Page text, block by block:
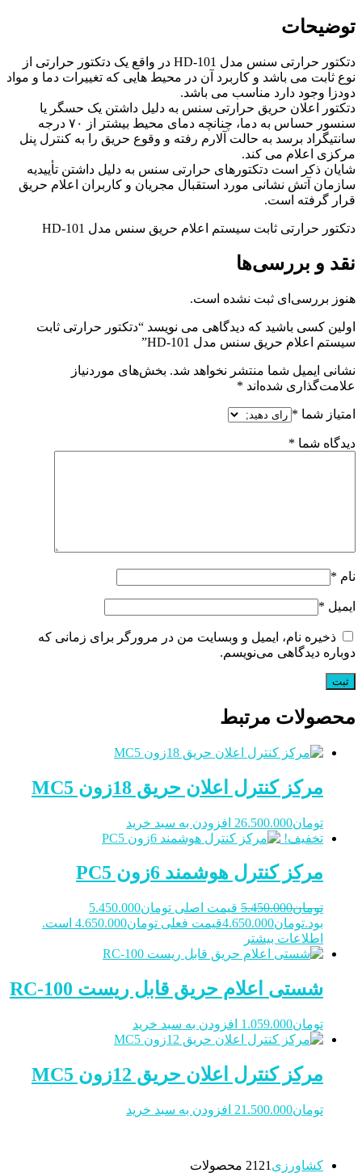
توضیحات
دتکتور حرارتی سنس مدل HD-101 در واقع یک دتکتور حرارتی از
نوع ثابت می باشد و کاربرد آن در محیط هایی که تغییرات دما و مواد
دودزا وجود دارد مناسب می باشد.
دتکتور اعلان حریق حرارتی سنس به دلیل داشتن یک حسگر یا
سنسور حساس به دما، چنانچه دمای محیط بیشتر از ۷۰ درجه
سانتیگراد برسد به حالت آلارم رفته و وقوع حریق را به کنترل پنل
مرکزی اعلام می کند.
شایان ذکر است دتکتورهای حرارتی سنس به دلیل داشتن تأییدیه
سازمان آتش نشانی مورد استقبال مجریان و کاربران اعلام حریق
قرار گرفته است.
دتکتور حرارتی ثابت سیستم اعلام حریق سنس مدل HD-101
نقد و بررسی‌ها
هنوز بررسی‌ای ثبت نشده است.
اولین کسی باشید که دیدگاهی می نویسد “دتکتور حرارتی ثابت
سیستم اعلام حریق سنس مدل HD-101”
نشانی ایمیل شما منتشر نخواهد شد. بخش‌های موردنیاز
علامت‌گذاری شده‌اند *
امتیاز شما *
دیدگاه شما *
نام *
ایمیل *
ذخیره نام، ایمیل و وبسایت من در مرورگر برای زمانی که
دوباره دیدگاهی می‌نویسم.
محصولات مرتبط
مرکز کنترل اعلان حریق 18زون MC5
تومان26.500.000 افزودن به سبد خرید
تخفیف!
مرکز کنترل هوشمند 6زون PC5
تومان5.450.000
قیمت اصلی تومان5.450.000
بود.تومان4.650.000قیمت فعلی تومان4.650.000 است.
اطلاعات بیشتر
شستی اعلام حریق قابل ریست RC-100
تومان1.059.000 افزودن به سبد خرید
مرکز کنترل اعلان حریق 12زون MC5
تومان21.500.000 افزودن به سبد خرید
کشاورزی 21 21 محصولات